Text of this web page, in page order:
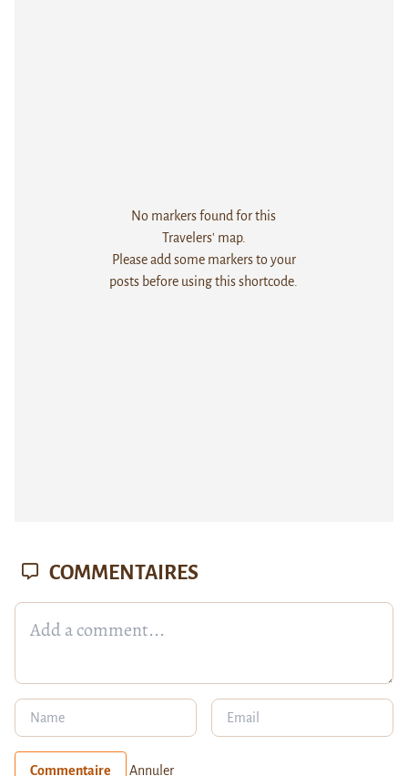
No markers found for this
Travelers' map.
Please add some markers to your
posts before using this shortcode.
COMMENTAIRES
Commentaire Annuler